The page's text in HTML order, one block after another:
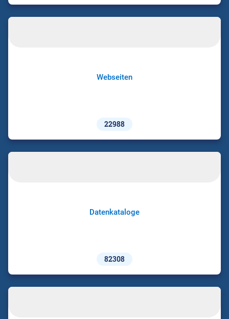
Webseiten
22988
Datenkataloge
82308